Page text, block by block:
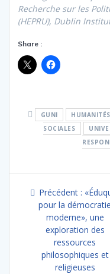
Recherche sur les
(HEPRU), Dublin
Share :
GUNI HUMANITÉS
SOCIALES
l’article
Précédent : Article
:
pour la démocratie
moderne», une
exploration des
ressources
philosophiques et
religieuses